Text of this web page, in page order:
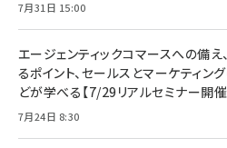
7月31日 15:00
エージェンティックコマースへの備
るポイント、セールスとマーケティ
どが学べる【7/29リアルセミナー開催
7月24日 8:30